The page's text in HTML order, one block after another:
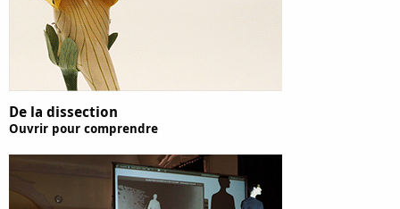
De la dissection
Ouvrir pour comprendre